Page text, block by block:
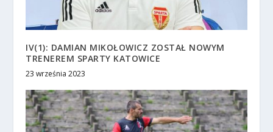
IV(1): DAMIAN MIKOŁOWICZ ZOSTAŁ NOWYM
TRENEREM SPARTY KATOWICE
23 września 2023